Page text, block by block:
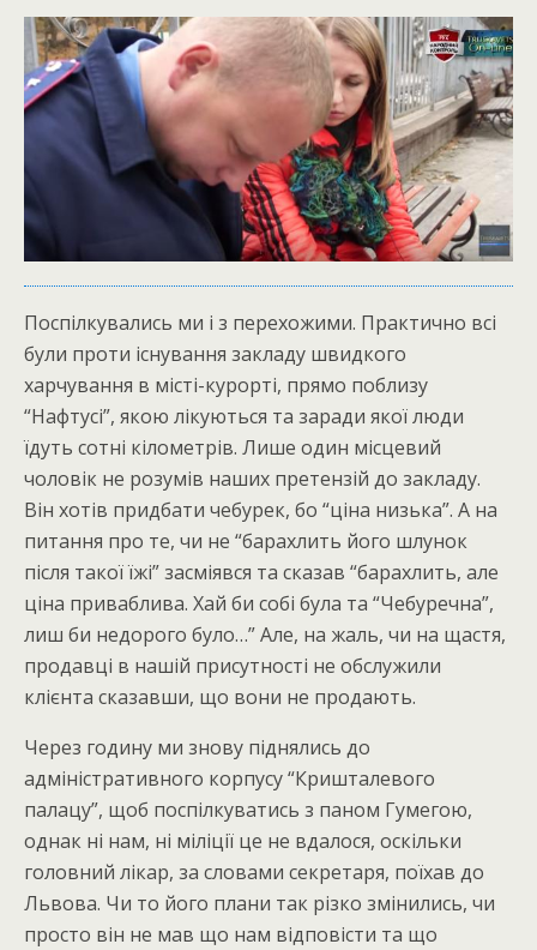
Поспілкувались ми і з перехожими. Практично всі
були проти існування закладу швидкого
харчування в місті-курорті, прямо поблизу
“Нафтусі”, якою лікуються та заради якої люди
їдуть сотні кілометрів. Лише один місцевий
чоловік не розумів наших претензій до закладу.
Він хотів придбати чебурек, бо “ціна низька”. А на
питання про те, чи не “барахлить його шлунок
після такої їжі” засміявся та сказав “барахлить, але
ціна приваблива. Хай би собі була та “Чебуречна”,
лиш би недорого було…” Але, на жаль, чи на щастя,
продавці в нашій присутності не обслужили
клієнта сказавши, що вони не продають.
Через годину ми знову піднялись до
адміністративного корпусу “Кришталевого
палацу”, щоб поспілкуватись з паном Гумегою,
однак ні нам, ні міліції це не вдалося, оскільки
головний лікар, за словами секретаря, поїхав до
Львова. Чи то його плани так різко змінились, чи
просто він не мав що нам відповісти та що